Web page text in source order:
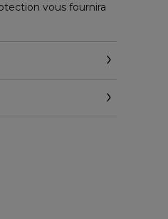
vous fournira
de mangue et le
grasse aidera à